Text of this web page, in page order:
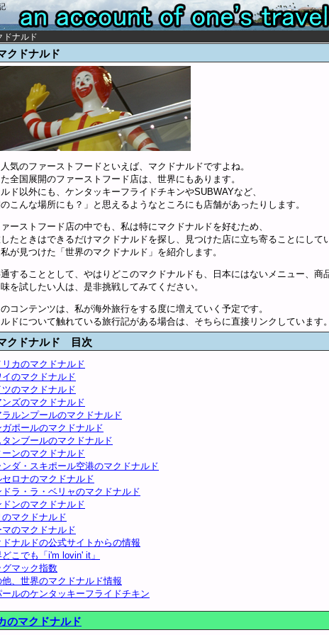
ドナルド
クドナルド
気のファーストフードといえば、マクドナルドですよね。
全国展開のファーストフード店は、世界にもあります。
ド以外にも、ケンタッキーフライドチキンやSUBWAYなど、
のこんな場所にも？」と思えるようなところにも店舗があったりします。
ーストフード店の中でも、私は特にマクドナルドを好むため、
たときはできるだけマクドナルドを探し、見つけた店に立ち寄ることにして
が見つけた「世界のマクドナルド」を紹介します。
することとして、やはりどこのマクドナルドも、日本にはないメニュー、商
を試したい人は、是非挑戦してみてください。
コンテンツは、私が海外旅行をする度に増えていく予定です。
ドについて触れている旅行記がある場合は、そちらに直接リンクしています
クドナルド 目次
リカのマクドナルド
イのマクドナルド
ツのマクドナルド
ンズのマクドナルド
ラルンプールのマクドナルド
ガポールのマクドナルド
タンブールのマクドナルド
ーンのマクドナルド
ンダ・スキポール空港のマクドナルド
セロナのマクドナルド
ドラ・ラ・ベリャのマクドナルド
ドンのマクドナルド
のマクドナルド
マのマクドナルド
ドナルドの公式サイトからの情報
こでも「i'm lovin' it」
グマック指数
他、世界のマクドナルド情報
ールのケンタッキーフライドチキン
のマクドナルド